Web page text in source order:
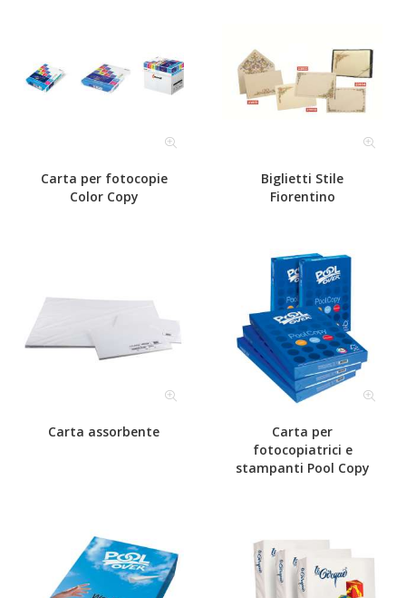
Carta per fotocopie
Color Copy
Biglietti Stile
Fiorentino
Carta assorbente
Carta per
fotocopiatrici e
stampanti Pool Copy